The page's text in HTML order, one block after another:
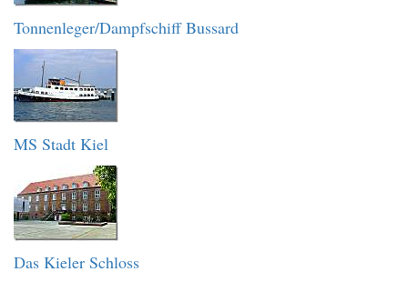
Tonnenleger/Dampfschiff Bussard
MS Stadt Kiel
Das Kieler Schloss